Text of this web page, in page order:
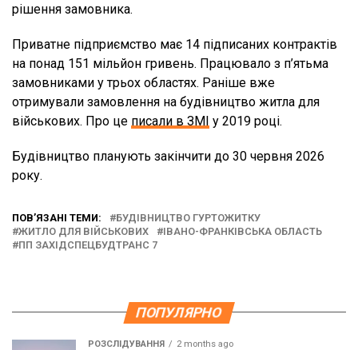
рішення замовника.
Приватне підприємство має 14 підписаних контрактів
на понад 151 мільйон гривень. Працювало з п’ятьма
замовниками у трьох областях. Раніше вже
отримували замовлення на будівництво житла для
військових. Про це писали в ЗМІ у 2019 році.
Будівництво планують закінчити до 30 червня 2026
року.
ПОВ’ЯЗАНІ ТЕМИ:
БУДІВНИЦТВО ГУРТОЖИТКУ
ЖИТЛО ДЛЯ ВІЙСЬКОВИХ
ІВАНО-ФРАНКІВСЬКА ОБЛАСТЬ
ПП ЗАХІДСПЕЦБУДТРАНС 7
ПОПУЛЯРНО
РОЗСЛІДУВАННЯ 2 months ago